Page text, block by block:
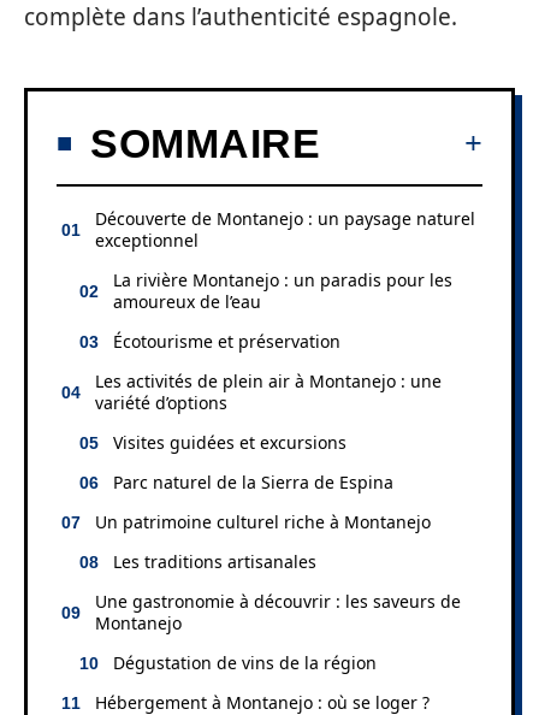
complète dans l’authenticité espagnole.
SOMMAIRE
Découverte de Montanejo : un paysage naturel
exceptionnel
La rivière Montanejo : un paradis pour les
amoureux de l’eau
Écotourisme et préservation
Les activités de plein air à Montanejo : une
variété d’options
Visites guidées et excursions
Parc naturel de la Sierra de Espina
Un patrimoine culturel riche à Montanejo
Les traditions artisanales
Une gastronomie à découvrir : les saveurs de
Montanejo
Dégustation de vins de la région
Hébergement à Montanejo : où se loger ?